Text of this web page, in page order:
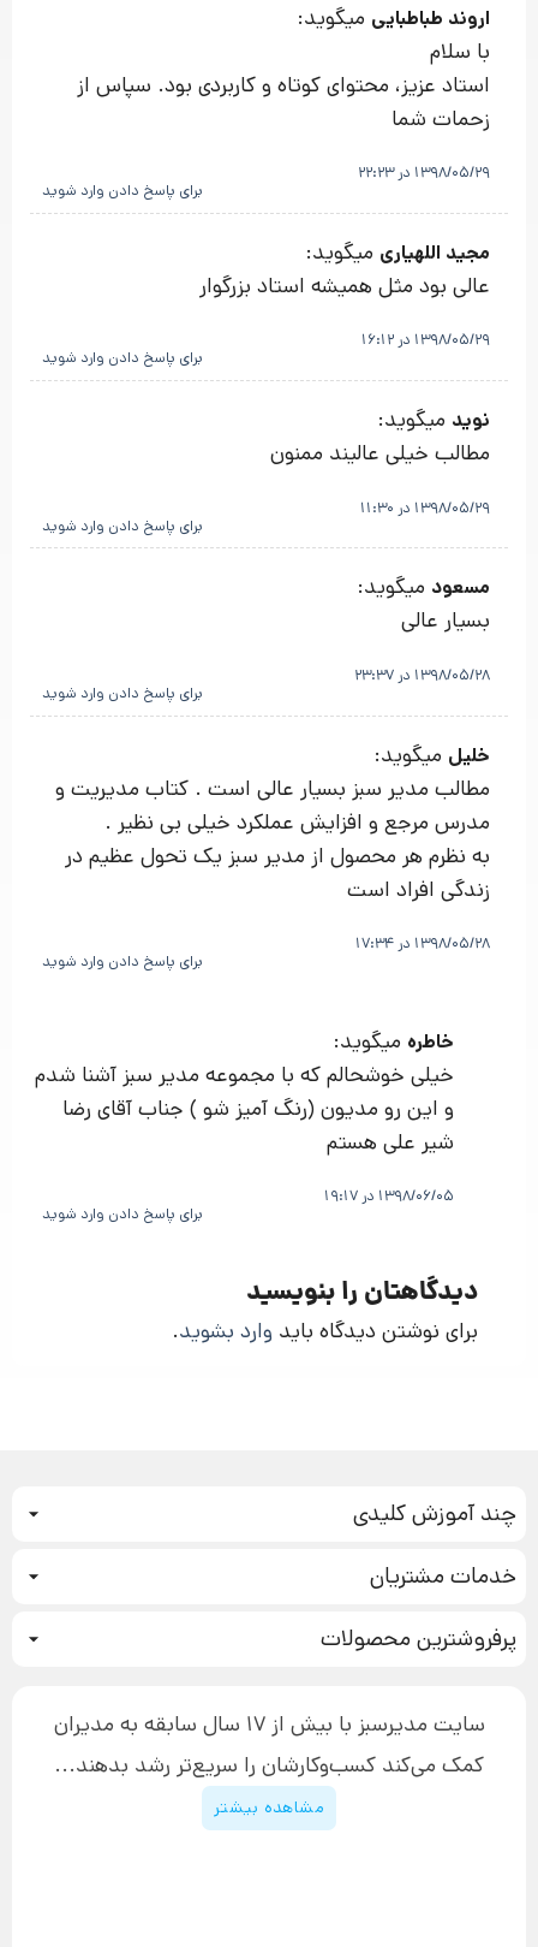
اروند طباطبایی میگوید:
با سلام
استاد عزیز، محتوای کوتاه و کاربردی بود. سپاس از
زحمات شما
1398/05/29 در 22:23
برای پاسخ دادن وارد شوید
مجید اللهیاری میگوید:
عالی بود مثل همیشه استاد بزرگوار
1398/05/29 در 16:12
برای پاسخ دادن وارد شوید
نوید میگوید:
مطالب خیلی عالیند ممنون
1398/05/29 در 11:30
برای پاسخ دادن وارد شوید
مسعود میگوید:
بسیار عالی
1398/05/28 در 23:37
برای پاسخ دادن وارد شوید
خلیل میگوید:
مطالب مدیر سبز بسیار عالی است . کتاب مدیریت و
مدرس مرجع و افزایش عملکرد خیلی بی نظیر .
به نظرم هر محصول از مدیر سبز یک تحول عظیم در
زندگی افراد است
1398/05/28 در 17:34
برای پاسخ دادن وارد شوید
خاطره میگوید:
خیلی خوشحالم که با مجموعه مدیر سبز آشنا شدم
و این رو مدیون (رنگ آمیز شو ) جناب آقای رضا
شیر علی هستم
1398/06/05 در 19:17
برای پاسخ دادن وارد شوید
دیدگاهتان را بنویسید
برای نوشتن دیدگاه باید وارد بشوید.
چند آموزش کلیدی
بازاریابی عصبی
تبلیغ نویسی
افزایش عملکرد
چگونه کتاب بنویسیم
دوره اینستاگرام
خدمات مشتریان
آموزش دسترسی به دانلود فایل‌ها
پیگیری سفارش
پشتیبانی
قوانین و مقررات سایت
پرفروشترین محصولاتدوره جدید سیستم سازی
سایت مدیرسبز با بیش از 17 سال سابقه به مدیران
کمک می‌کند کسب‌و‌کارشان را سریع‌تر رشد بدهند...
مشاهده بیشتر